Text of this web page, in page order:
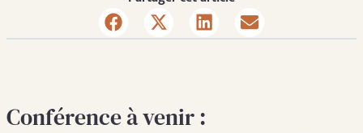
Conférence à venir :